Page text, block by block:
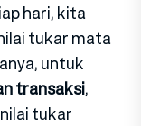
hari, kita
tukar mata
untuk
transaksi,
tukar